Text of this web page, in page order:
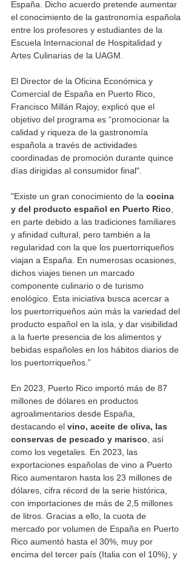
España. Dicho acuerdo pretende aumentar
el conocimiento de la gastronomía española
entre los profesores y estudiantes de la
Escuela Internacional de Hospitalidad y
Artes Culinarias de la UAGM.
El Director de la Oficina Económica y
Comercial de España en Puerto Rico,
Francisco Millán Rajoy, explicó que el
objetivo del programa es “promocionar la
calidad y riqueza de la gastronomía
española a través de actividades
coordinadas de promoción durante quince
días dirigidas al consumidor final".
"Existe un gran conocimiento de la cocina
y del producto español en Puerto Rico
en parte debido a las tradiciones familiares
y afinidad cultural, pero también a la
regularidad con la que los puertorriqueños
viajan a España. En numerosas ocasiones,
dichos viajes tienen un marcado
componente culinario o de turismo
enológico. Esta iniciativa busca acercar a
los puertorriqueños aún más la variedad del
producto español en la isla, y dar visibilidad
a la fuerte presencia de los alimentos y
bebidas españoles en los hábitos diarios de
los puertorriqueños.”
En 2023, Puerto Rico importó más de 87
millones de dólares en productos
agroalimentarios desde España,
destacando el vino, aceite de oliva, las
conservas de pescado y marisco , así
como los vegetales. En 2023, las
exportaciones españolas de vino a Puerto
Rico aumentaron hasta los 23 millones de
dólares, cifra récord de la serie histórica,
con importaciones de más de 2,5 millones
de litros. Gracias a ello, la cuota de
mercado por volumen de España en Puerto
Rico aumentó hasta el 30%, muy por
encima del tercer país (Italia con el 10%), y